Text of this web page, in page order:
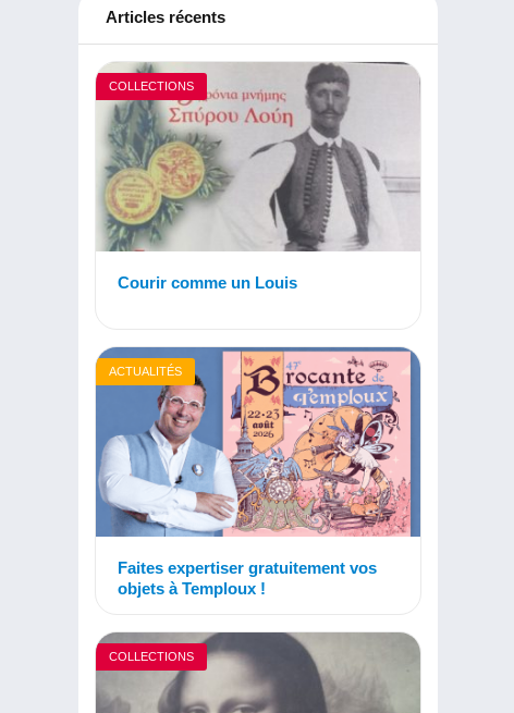
Articles récents
COLLECTIONS
Courir comme un Louis
ACTUALITÉS
Faites expertiser gratuitement vos
objets à Temploux !
COLLECTIONS